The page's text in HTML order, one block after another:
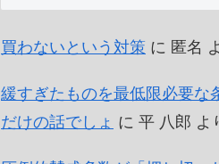
買わないという対策 に 匿名
緩すぎたものを最低限必要な
だけの話でしょ に 平 八郎 よ